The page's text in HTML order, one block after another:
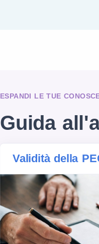
ESPANDI LE TUE
Guida
Validità della